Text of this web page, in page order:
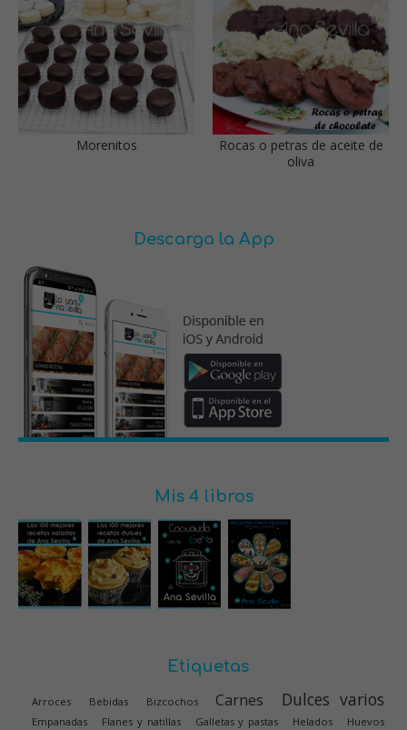
Morenitos
Rocas o petras de aceite de
oliva
Descarga la App
Mis 4 libros
Etiquetas
Arroces Bebidas Bizcochos Carnes Dulces varios
Empanadas Flanes y natillas Galletas y pastas Helados Huevos